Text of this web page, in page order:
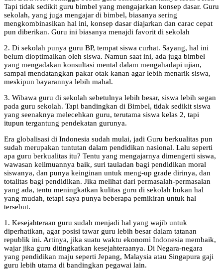
Tapi tidak sedikit guru bimbel yang mengajarkan konsep dasar. Guru
sekolah, yang juga mengajar di bimbel, biasanya sering
mengkombinasikan hal ini, konsep dasar diajarkan dan carac cepat
pun diberikan. Guru ini biasanya menajdi favorit di sekolah
2. Di sekolah punya guru BP, tempat siswa curhat. Sayang, hal ini
belum dioptimalkan oleh siswa. Namun saat ini, ada juga bimbel
yang mengadakan konsultasi mental dalam mengahadapi ujian,
sampai mendatangkan pakar otak kanan agar lebih menarik siswa,
meskipun bayarannya lebih mahal.
3. Wibawa guru di sekolah sebetulnya lebih besar, siswa lebih segan
pada guru sekolah. Tapi bandingkan di Bimbel, tidak sedikit siswa
yang seenaknya melecehkan guru, terutama siswa kelas 2, tapi
itupun tergantung pendekatan gurunya.
Era globalisasi di Indonesia sudah mulai, jadi Guru berkualitas pun
sudah merupakan tuntutan dalam pendidikan nasional. Lalu seperti
apa guru berkualitas itu? Tentu yang mengajarnya dimengerti siswa,
wawasan keilmuannya baik, suri tauladan bagi pendidikan moral
siswanya, dan punya keinginan untuk meng-up grade dirinya, dan
totalitas bagi pendidikan. Jika melihat dari permasalah-permasalan
yang ada, tentu meningkatkan kulitas guru di sekolah bukan hal
yang mudah, tetapi saya punya beberapa pemikiran untuk hal
tersebut.
1. Kesejahteraan guru sudah menjadi hal yang wajib untuk
diperhatikan, agar posisi tawar guru lebih besar dalam tatanan
republik ini. Artinya, jika suatu waktu ekonomi Indonesia membaik,
wajar jika guru ditingkatkan kesejahteraanya. Di Negara-negara
yang pendidikan maju seperti Jepang, Malaysia atau Singapura gaji
guru lebih utama di bandingkan pegawai lain.